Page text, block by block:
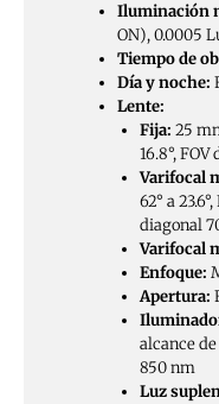
Iluminación
ON), 0.0005
Tiempo de
Día y noche:
Lente:
Fija: 25
16.8°,
Varifocal
62° a
diagonal
Varifocal
Enfoque:
Apertura:
alcance
850 nm
Luz